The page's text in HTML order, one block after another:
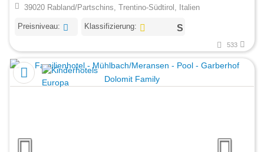
39020 Rabland/Partschins, Trentino-Südtirol, Italien
Preisniveau: Klassifizierung:
533